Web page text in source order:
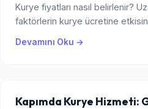
Kurye fiyatları nasıl belirlenir?
faktörlerin kurye ücretine
Devamını Oku →
Kapımda Kurye Hizmeti: